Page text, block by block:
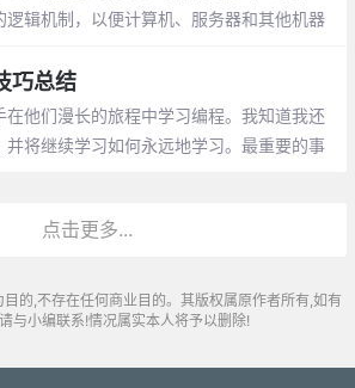
逻辑机制，以便计算机、服务器和其他机器
巧总结
他们漫长的旅程中学习编程。我知道我还
并将继续学习如何永远地学习。最重要的事
点击更多...
的,不存在任何商业目的。其版权属原作者所有,如有
与小编联系!情况属实本人将予以删除!